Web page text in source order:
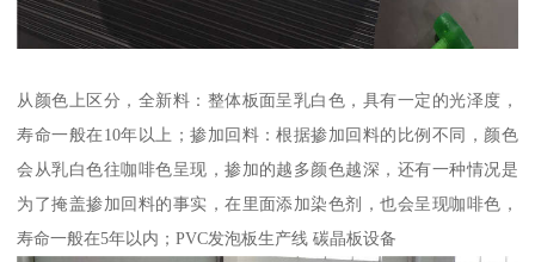
从颜色上区分，全新料：整体板面呈乳白色，具有一定的光泽度，
寿命一般在10年以上；掺加回料：根据掺加回料的比例不同，颜色
会从乳白色往咖啡色呈现，掺加的越多颜色越深，还有一种情况是
为了掩盖掺加回料的事实，在里面添加染色剂，也会呈现咖啡色，
寿命一般在5年以内；PVC发泡板生产线 碳晶板设备